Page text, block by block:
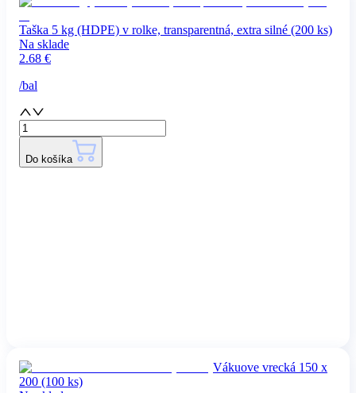
Taška 5 kg (HDPE) v rolke, transparentná, extra silné (200 ks)
Na sklade
2.68 €
/bal
Do košíka
Vákuove vrecká 150 x
200 (100 ks)